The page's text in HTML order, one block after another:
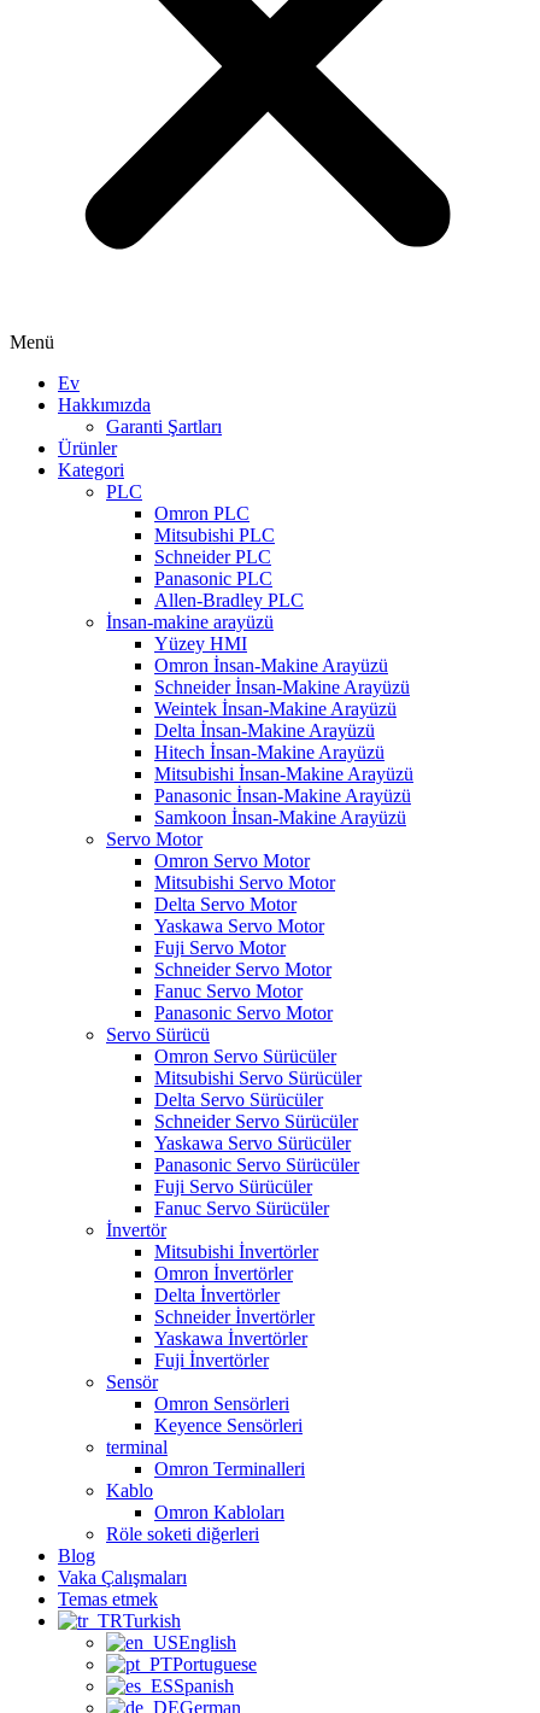
Menü
Ev
Hakkımızda
Garanti Şartları
Ürünler
Kategori
PLC
Omron PLC
Mitsubishi PLC
Schneider PLC
Panasonic PLC
Allen-Bradley PLC
İnsan-makine arayüzü
Yüzey HMI
Omron İnsan-Makine Arayüzü
Schneider İnsan-Makine Arayüzü
Weintek İnsan-Makine Arayüzü
Delta İnsan-Makine Arayüzü
Hitech İnsan-Makine Arayüzü
Mitsubishi İnsan-Makine Arayüzü
Panasonic İnsan-Makine Arayüzü
Samkoon İnsan-Makine Arayüzü
Servo Motor
Omron Servo Motor
Mitsubishi Servo Motor
Delta Servo Motor
Yaskawa Servo Motor
Fuji Servo Motor
Schneider Servo Motor
Fanuc Servo Motor
Panasonic Servo Motor
Servo Sürücü
Omron Servo Sürücüler
Mitsubishi Servo Sürücüler
Delta Servo Sürücüler
Schneider Servo Sürücüler
Yaskawa Servo Sürücüler
Panasonic Servo Sürücüler
Fuji Servo Sürücüler
Fanuc Servo Sürücüler
İnvertör
Mitsubishi İnvertörler
Omron İnvertörler
Delta İnvertörler
Schneider İnvertörler
Yaskawa İnvertörler
Fuji İnvertörler
Sensör
Omron Sensörleri
Keyence Sensörleri
terminal
Omron Terminalleri
Kablo
Omron Kabloları
Röle soketi diğerleri
Blog
Vaka Çalışmaları
Temas etmek
Turkish
English
Portuguese
Spanish
German